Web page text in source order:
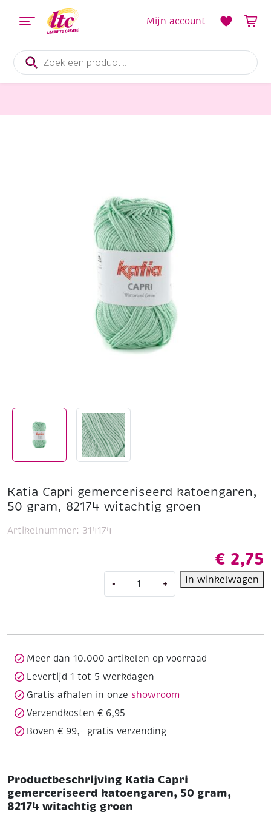
Producten
zoeken
Mijn account
Katia Capri gemerceriseerd katoengaren,
50 gram, 82174 witachtig groen
€ 2,75
-
82174
aantal
+ In winkelwagen
Artikelnummer: 314174
Meer dan 10.000 artikelen op voorraad
Levertijd 1 tot 5 werkdagen
Gratis afhalen in onze showroom
Verzendkosten € 6,95
Boven € 99,- gratis verzending
Productbeschrijving Katia Capri
gemerceriseerd katoengaren, 50 gram,
82174 witachtig groen